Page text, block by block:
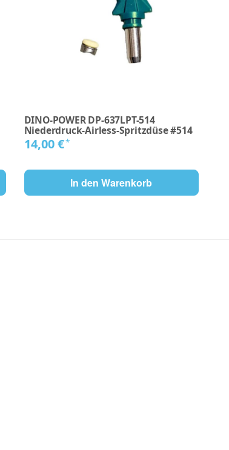
DINO-POWER DP-637LPT-514
Niederdruck-Airless-Spritzdüse #514
14,00 €*
In den Warenkorb